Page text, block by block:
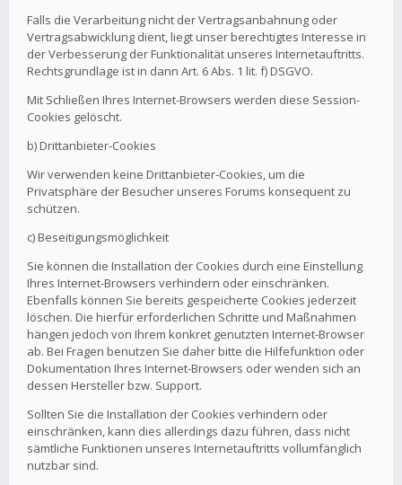
Falls die Verarbeitung nicht der Vertragsanbahnung oder
Vertragsabwicklung dient, liegt unser berechtigtes Interesse in
der Verbesserung der Funktionalität unseres Internetauftritts.
Rechtsgrundlage ist in dann Art. 6 Abs. 1 lit. f) DSGVO.
Mit Schließen Ihres Internet-Browsers werden diese Session-
Cookies gelöscht.
b) Drittanbieter-Cookies
Wir verwenden keine Drittanbieter-Cookies, um die
Privatsphäre der Besucher unseres Forums konsequent zu
schützen.
c) Beseitigungsmöglichkeit
Sie können die Installation der Cookies durch eine Einstellung
Ihres Internet-Browsers verhindern oder einschränken.
Ebenfalls können Sie bereits gespeicherte Cookies jederzeit
löschen. Die hierfür erforderlichen Schritte und Maßnahmen
hängen jedoch von Ihrem konkret genutzten Internet-Browser
ab. Bei Fragen benutzen Sie daher bitte die Hilfefunktion oder
Dokumentation Ihres Internet-Browsers oder wenden sich an
dessen Hersteller bzw. Support.
Sollten Sie die Installation der Cookies verhindern oder
einschränken, kann dies allerdings dazu führen, dass nicht
sämtliche Funktionen unseres Internetauftritts vollumfänglich
nutzbar sind.